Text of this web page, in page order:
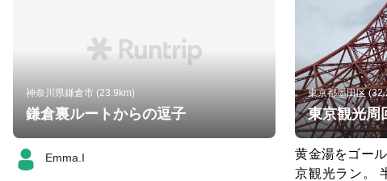
神奈川県鎌倉市 (23.9km)
鎌倉裏ルートからの逗子
Emma.I
東京都墨田区
東京観光周
黄金湯をゴー
京観光ラン。